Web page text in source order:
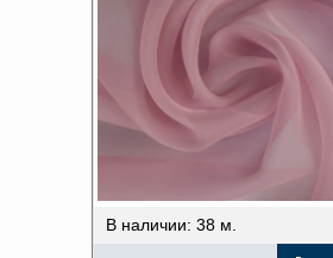
В наличии: 38 м.